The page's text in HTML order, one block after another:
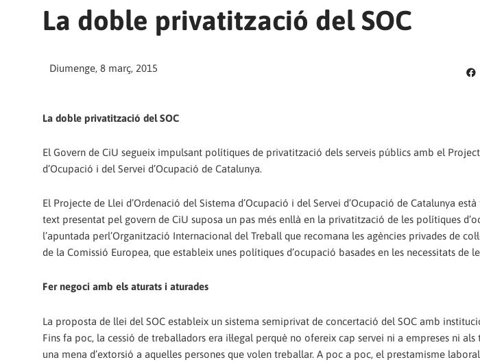
La doble privatització del SOC
Diumenge, 8 març, 2015
La doble privatització del SOC
El Govern de CiU segueix impulsant polítiques de privatització dels serveis públics amb el
d’Ocupació i del Servei d’Ocupació de Catalunya.
El Projecte de Llei d’Ordenació del Sistema d’Ocupació i del Servei d’Ocupació de Catalunya
text presentat pel govern de CiU suposa un pas més enllà en la privatització de les polítiques
l’apuntada perl’Organització Internacional del Treball que recomana les agències privades de
de la Comissió Europea, que estableix unes polítiques d’ocupació basades en les necessitats de
Fer negoci amb els aturats i aturades
La proposta de llei del SOC estableix un sistema semiprivat de concertació del SOC amb
Fins fa poc, la cessió de treballadors era il·legal perquè no ofereix cap servei ni a empreses ni
una mena d’extorsió a aquelles persones que volen treballar. A poc a poc, el prestamisme